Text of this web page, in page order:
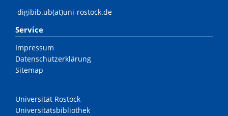
digibib.ub(at)uni-rostock.de
Service
Impressum
Datenschutzerklärung
Sitemap
Universität Rostock
Universitätsbibliothek